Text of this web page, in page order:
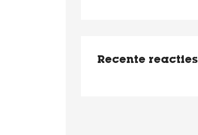
Recente reacties